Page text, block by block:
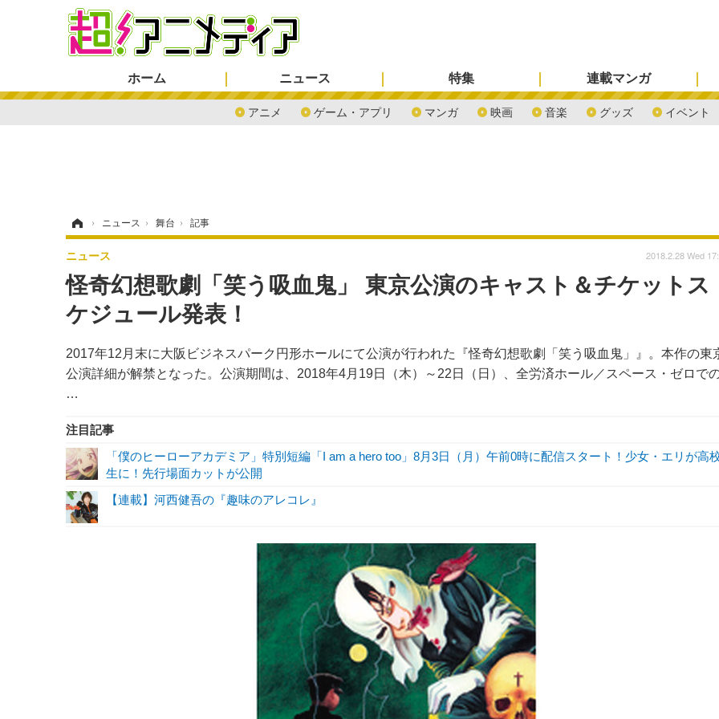
ホーム ニュース
アニメ ゲーム・アプリ マンガ 映画 音楽 グッズ イベント
特集 連載マンガ
› ニュース › 舞台 › 記事
怪奇幻想歌劇「笑う吸血鬼」 東京公演のキャスト＆チケットス
ケジュール発表！
2017年12月末に大阪ビジネスパーク円形ホールにて公演が行われた『怪奇幻想歌劇「笑う吸血鬼」』。本作の東
公演詳細が解禁となった。公演期間は、2018年4月19日（木）～22日（日）、全労済ホール／スペース・ゼロで
…
ニュース 2018.2.28 Wed
注目記事
「僕のヒーローアカデミア」特別短編「I am a hero too」8月3日（月）午前0時に配信スタート！少女・エリが高
生に！先行場面カットが公開
【連載】河西健吾の『趣味のアレコレ』